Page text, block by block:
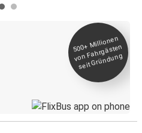
500+
Millionen
von Fahrgästen
seit
Gründung